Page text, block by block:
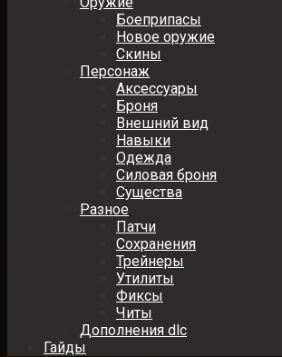
Боеприпасы
Новое оружие
Скины
Персонаж
Аксессуары
Броня
Внешний вид
Навыки
Одежда
Силовая броня
Существа
Разное
Патчи
Сохранения
Трейнеры
Утилиты
Фиксы
Читы
Дополнения dlc
Гайды